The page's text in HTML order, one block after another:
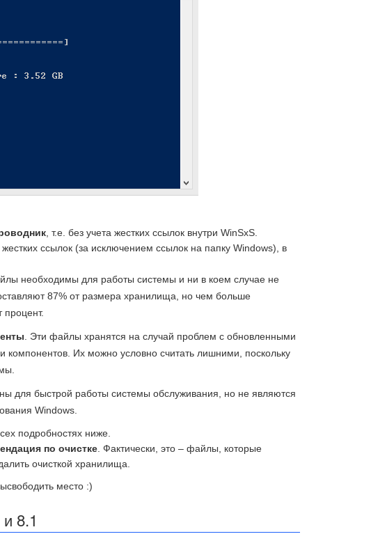
, т.е. без учета жестких ссылок внутри WinSxS.
ссылок (за исключением ссылок на папку Windows), в
необходимы для работы системы и ни в коем случае не
87% от размера хранилища, но чем больше
процент.
. Эти файлы хранятся на случай проблем с обновленными
Их можно условно считать лишними, поскольку
для быстрой работы системы обслуживания, но не являются
Windows.
подробностях ниже.
по очистке . Фактически, это – файлы, которые
очисткой хранилища.
место :)
8.1